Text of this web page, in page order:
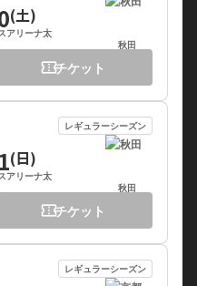
(土)
アリーナ太
秋田
confirmation_numberチケット
レギュラーシーズン
(日)
アリーナ太
秋田
confirmation_numberチケット
レギュラーシーズン